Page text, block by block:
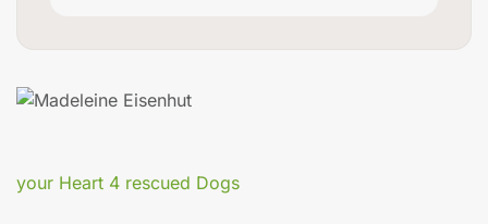
your Heart 4 rescued Dogs